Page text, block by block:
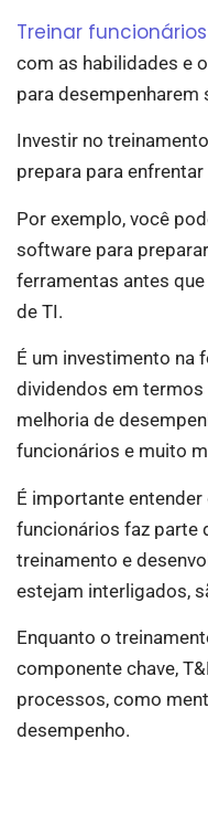
Treinar funcionários
com as habilidades e
para desempenharem
Investir no
prepara para
Por exemplo, você
software para
ferramentas antes
de TI.
É um investimento na
dividendos em
melhoria de
funcionários e muito
É importante
funcionários faz parte
treinamento e
estejam interligados,
Enquanto o
componente chave,
processos, como
desempenho.